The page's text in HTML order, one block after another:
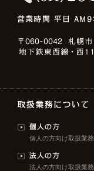
個人の方向け取扱業
法人の方向け取扱業